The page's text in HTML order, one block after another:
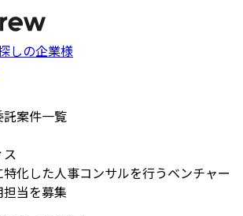
しの企業様
託案件一覧
ス
特化した人事コンサルを行うベンチャー
当を募集